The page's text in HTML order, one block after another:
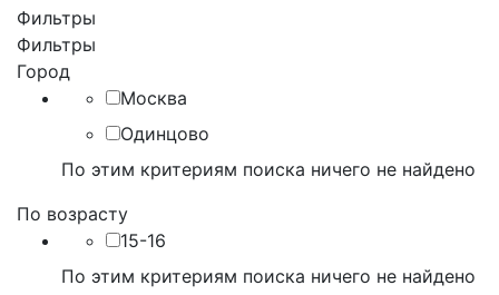
Фильтры
Фильтры
Город
Москва
Одинцово
По этим критериям поиска ничего не найдено
По возрасту
15-16
По этим критериям поиска ничего не найдено